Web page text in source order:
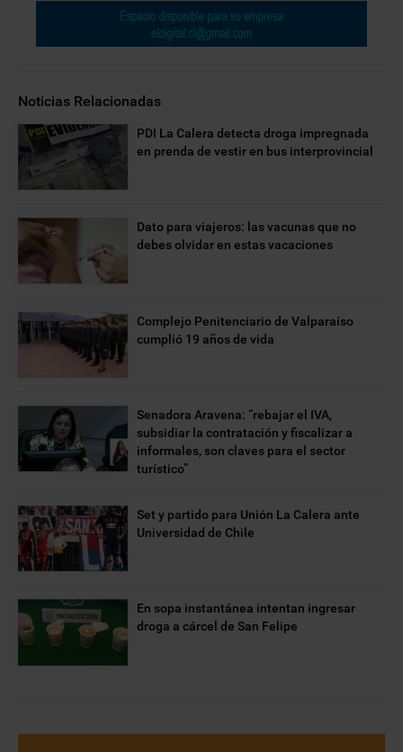
Noticias Relacionadas
PDI La Calera detecta droga impregnada
en prenda de vestir en bus interprovincial
Dato para viajeros: las vacunas que no
debes olvidar en estas vacaciones
Complejo Penitenciario de Valparaíso
cumplió 19 años de vida
Senadora Aravena: “rebajar el IVA,
subsidiar la contratación y fiscalizar a
informales, son claves para el sector
turístico”
Set y partido para Unión La Calera ante
Universidad de Chile
En sopa instantánea intentan ingresar
droga a cárcel de San Felipe